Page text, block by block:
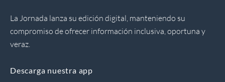
La Jornada lanza su edición digital, manteniendo su
compromiso de ofrecer información inclusiva, oportuna y
veraz.
Descarga nuestra app